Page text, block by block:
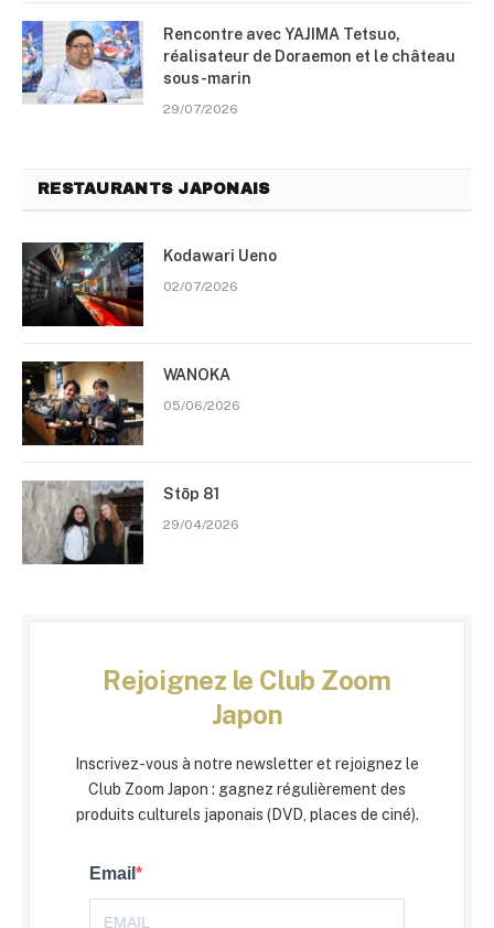
Rencontre avec YAJIMA Tetsuo,
réalisateur de Doraemon et le château
sous-marin
29/07/2026
RESTAURANTS JAPONAIS
Kodawari Ueno
02/07/2026
WANOKA
05/06/2026
Stōp 81
29/04/2026
Rejoignez le Club Zoom
Japon
Inscrivez-vous à notre newsletter et rejoignez le
Club Zoom Japon : gagnez régulièrement des
produits culturels japonais (DVD, places de ciné).
Email